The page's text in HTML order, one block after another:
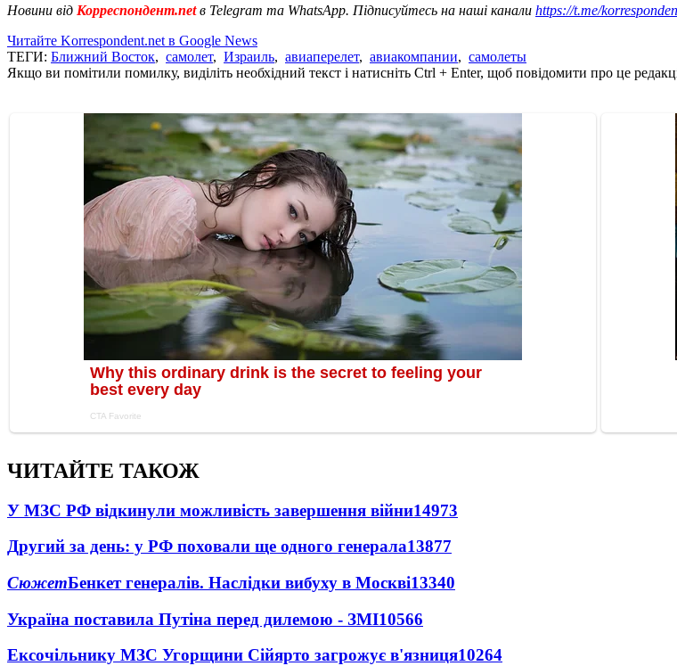
Новини від Корреспондент.netв Telegram та WhatsApp. Підписуйтесь на наші канали https://t.me/
Читайте Korrespondent.net в Google News
ТЕГИ: Ближний Восток, самолет, Израиль, авиаперелет, авиакомпании, самолеты
Якщо ви помітили помилку, виділіть необхідний текст і натисніть Ctrl + Enter, щоб повідомити про це
ЧИТАЙТЕ ТАКОЖ
У МЗС РФ відкинули можливість завершення війни14973
Другий за день: у РФ поховали ще одного генерала13877
СюжетБенкет генералів. Наслідки вибуху в Москві13340
Україна поставила Путіна перед дилемою - ЗМІ10566
Ексочільнику МЗС Угорщини Сійярто загрожує в'язниця10264